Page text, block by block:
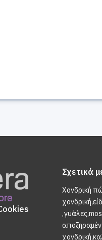
Σχετικά
Χονδρική